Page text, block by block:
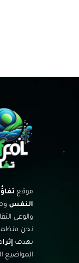
موقع
النفس
والوعي
نحن
بهدف
المواضيع